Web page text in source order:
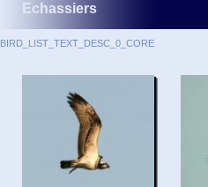
Echassiers
BIRD_LIST_TEXT_DESC_0_CORE